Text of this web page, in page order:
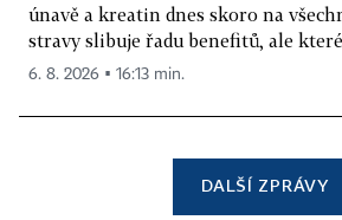
únavě a kreatin dnes skoro na
stravy slibuje řadu benefitů, ale
6. 8. 2026 ▪ 16:13 min.
DALŠÍ ZPRÁVY